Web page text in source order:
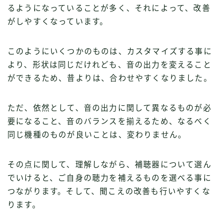
るようになっていることが多く、それによって、改善
がしやすくなっています。
このようにいくつかのものは、カスタマイズする事に
より、形状は同じだけれども、音の出力を変えること
ができるため、昔よりは、合わせやすくなりました。
ただ、依然として、音の出力に関して異なるものが必
要になること、音のバランスを揃えるため、なるべく
同じ機種のものが良いことは、変わりません。
その点に関して、理解しながら、補聴器について選ん
でいけると、ご自身の聴力を補えるものを選べる事に
つながります。そして、聞こえの改善も行いやすくな
ります。